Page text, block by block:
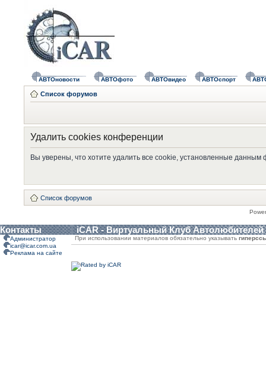
АВТОновости АВТОфото АВТОвидео АВТОспорт
Список форумов
Удалить cookies конференции
Вы уверены, что хотите удалить все cookie, установленные
Список форумов
Контакты iCAR - Виртуальный Клуб Автолюбителей
Администратор
icar@icar.com.ua
Реклама на сайте
При использовании материалов обязательно указывать